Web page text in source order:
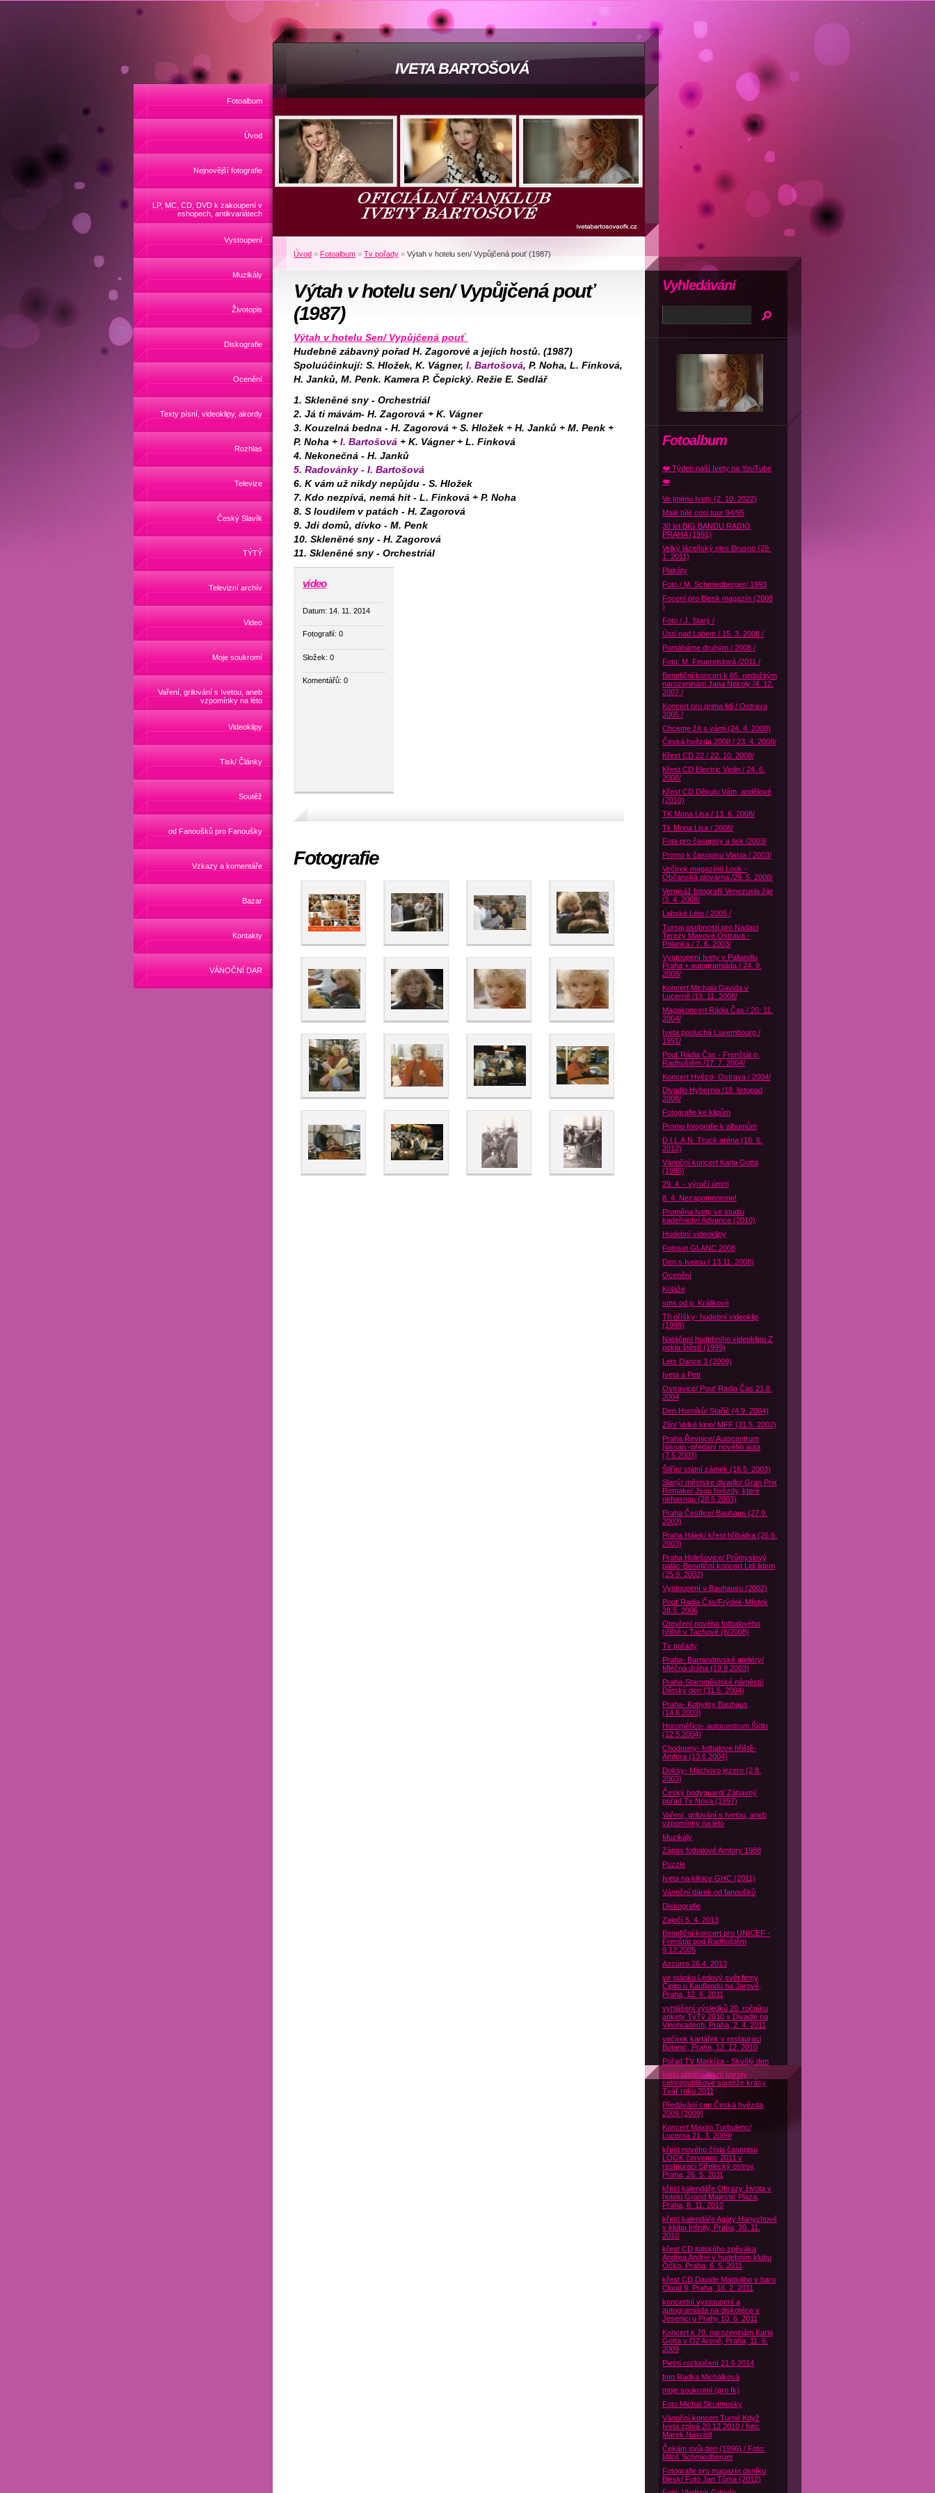
IVETA BARTOŠOVÁ
Fotoalbum
Úvod
Nejnovější fotografie
LP, MC, CD, DVD k zakoupení v
eshopech, antikvariátech
Vystoupení
Muzikály
Životopis
Diskografie
Ocenění
Texty písní, videoklipy, akordy
Rozhlas
Televize
Český Slavík
TÝTÝ
Televizní archív
Video
Moje soukromí
Vaření, grilování s Ivetou, aneb
vzpomínky na léto
Videoklipy
Tisk/ Články
Soutěž
od Fanoušků pro Fanoušky
Vzkazy a komentáře
Bazar
Kontakty
VÁNOČNÍ DAR
Úvod » Fotoalbum » Tv pořady » Výtah v hotelu sen/ Vypůjčená pouť (1987)
Výtah v hotelu sen/ Vypůjčená pouť
(1987)
Výtah v hotelu Sen/ Vypůjčená pouť
Hudebně zábavný pořad H. Zagorové a jejích hostů. (1987)
Spoluúčinkují: S. Hložek, K. Vágner, I. Bartošová, P. Noha, L. Finková,
H. Janků, M. Penk. Kamera P. Čepický. Režie E. Sedlář
1. Skleněné sny - Orchestriál
2. Já ti mávám- H. Zagorová + K. Vágner
3. Kouzelná bedna - H. Zagorová + S. Hložek + H. Janků + M. Penk +
P. Noha + I. Bartošová + K. Vágner + L. Finková
4. Nekonečná - H. Janků
5. Radovánky - I. Bartošová
6. K vám už nikdy nepůjdu - S. Hložek
7. Kdo nezpívá, nemá hit - L. Finková + P. Noha
8. S loudilem v patách - H. Zagorová
9. Jdi domů, dívko - M. Penk
10. Skleněné sny - H. Zagorová
11. Skleněné sny - Orchestriál
video
Datum: 14. 11. 2014
Fotografií: 0
Složek: 0
Komentářů: 0
Fotografie
Fotoalbum
❤️ Týden naší Ivety na YouTube
❤️
Ve jménu Ivety (2. 10. 2022)
Malé bílé cosi tour 94/95
30 let BIG BANDU RADIO
PRAHA (1991)
Velký lázeňský ples Brusno (29.
1. 2011)
Plakáty
Foto / M. Schmiedberger/ 1993
Focení pro Blesk magazín (2008
)
Foto / J. Starý /
Ústí nad Labem / 15. 3. 2008 /
Pomáháme druhým / 2008 /
Foto: M. Feuereislová /2011 /
Benefiční koncert k 65. nedožitým
narozeninám Jana Nekoly /4. 12.
2007 /
Koncert pro prima lidi / Ostrava
2005 /
Chceme žít s vámi (24. 4. 2008)
Česká hvězda 2008 / 23. 4. 2008/
Křest CD 22 / 22. 10. 2008/
Křest CD Electric Violin / 24. 6.
2008/
Křest CD Děkuju Vám, andělové
(2010)
TK Mona Lisa / 13. 6. 2008/
Tk Mona Lisa / 2008/
Fota pro časopisy a tisk /2003/
Promo k časopisu Vlasta / 2003/
Večírek magazínu Look -
Občanská plovárna /29. 5. 2008/
Vernisáž fotografií Venezuela žije
/3. 4. 2008/
Labské Léto / 2005 /
Turnaj osobností pro Nadaci
Terezy Maxové Ostrava -
Polanka / 7. 6. 2003/
Vystoupení Ivety v Pallandiu
Praha + autogramiáda / 24. 9.
2008/
Koncert Michala Davida v
Lucerně /13. 11. 2008/
Magakoncert Rádia Čas / 20. 11.
2004/
Iveta posluchá Luxembourg /
1991/
Pouť Rádia Čas - Frenštát p.
Radhoštěm /17. 7. 2004/
Koncert Hvězd- Ostrava / 2004/
Divadlo Hybernia /18. listopad
2008/
Fotografie ke klipům
Promo fotografie k albumům
D.I.L.A.N. Truck aréna (16. 6.
2012)
Vánoční koncert Karla Gotta
(1986)
29. 4. - výročí úmrtí
8. 4. Nezapomeneme!
Proměna Ivety ve studiu
kadeřnictví Advance (2010)
Hudební videoklipy
Fotoset GLANC 2008
Den s Ivetou ( 13.11. 2008)
Ocenění
Koláže
sms od p. Králikové
Tři oříšky- hudební videoklip
(1998)
Natáčení hudebního videoklipu Z
pekla štěstí (1999)
Lets Dance 3 (2009)
Iveta a Petr
Ostravice/ Pouť Radia Čas 21.8.
2004
Den Horníků/ Staříč (4.9. 2004)
Zlín/ Velké kino/ MFF (31.5. 2002)
Praha Řevnice/ Autocentrum
Nissan -předání nového auta
(7.5.2003)
Štiřín/ státní zámek (16.5. 2003)
Slaný/ městske divadlo/ Gran Prix
Remake/ Jsou hvězdy, které
nehasnou (28.6.2003)
Praha Čestlice/ Bauhaus (27.9.
2003)
Praha Hájek/ křest hříbátka (26.6.
2003)
Praha Holešovice/ Průmyslový
palác-Benefiční koncert Lidi lidem
(25.9. 2002)
Vystoupení v Bauhausu (2002)
Pouť Radia Čas/Frýdek-Místek
28.5. 2006
Otevření nového fotbalového
hřiště v Tachově (6/2008)
Tv pořady
Praha- Barrandovské ateliéry/
Mléčná dráha (19.9 2003)
Praha-Staroměstské náměstí/
Dětský den (31.5. 2004)
Praha- Kobylisy Bauhaus
(14.6.2003)
Horoměřice- autocentrum Šídlo
(12.5.2004)
Chodouny- fotbalove hřiště-
Amfora (13.6.2004)
Doksy- Máchovo jezero (2.8.
2003)
Český bodyguard/ Zábavný
pořad Tv Nova (1997)
Vaření, grilování s Ivetou, aneb
vzpomínky na léto
Muzikály
Zápas fotbalové Amfory 1988
Puzzle
Iveta na klinice GHC (2011)
Vánoční dárek od fanoušků
Diskografie
Zaječí 5. 4. 2013
Benefiční koncert pro UNICEF -
Frenštát pod Radhoštěm
9.12.2005
Azzurro 26.4. 2013
ve stánku Ledový svět firmy
Čipito u Kauflandu na Jarově,
Praha, 12. 6. 2011
vyhlášení výsledků 20. ročníku
ankety TýTý 2010 v Divadle na
Vinohradech, Praha, 2. 4. 2011
večírek kartářek v restauraci
Botanic, Praha, 12. 12. 2010
Pořad TV Markíza - Skvělý den
Iveta předsedkyní poroty
celorepublikové soutěže krásy
Tvář roku 2011
Předávání cen Česká hvězda
2009 (2009)
Koncert Maxim Turbulenc/
Lucerna 21. 3. 2009/
křest nového čísla časopisu
LOOK červenec 2011 v
restauraci Střelecký ostrov,
Praha, 26. 5. 2011
křest kalendáře Obrazy života v
hotelu Grand Majestic Plaza,
Praha, 8. 11. 2010
křest kalendáře Agáty Hanychové
v klubu Infinity, Praha, 30. 11.
2010
křest CD italského zpěváka
Andrea Andrei v hudebním klubu
Óčko, Praha, 6. 5. 2011
křest CD Davide Mattioliho v baru
Cloud 9, Praha, 16. 2. 2011
koncertní vystoupení a
autogramiáda na diskotéce v
Jesenici u Prahy 10. 6. 2011
Koncert k 70. narozeninám Karla
Gotta v O2 Aréně, Praha, 11. 6.
2009
Pietní rozloučení 21.6 2014
foto Radka Michálková
moje soukromí (pro fk)
Foto Michal Skramusky
Vánoční koncert Turné Když
Iveta zpívá 20.12.2010 / foto:
Marek Navrátil
Čekám svůj den (1996) / Foto:
Miloš Schmiedberger
Fotografie pro magazín deníku
Blesk/ Foto Jan Tůma (2012)
Vyhledávání